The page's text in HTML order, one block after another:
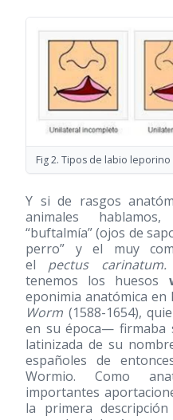
Fig 2. Tipos de labio leporino
Y si de rasgos
animales
“buftalmía” (ojos de
perro” y el muy
el pectus carinatum.
tenemos los huesos
eponimia anatómica en
Worm (1588-1654),
en su época— firmaba
latinizada de su
españoles de
Wormio. Como
importantes
la primera